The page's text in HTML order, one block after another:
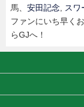
馬、 安田記念, スワ
ファンにいち早く
らGJへ！